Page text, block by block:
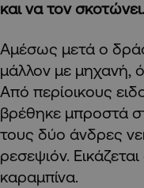
και να τον σκοτώνει.
Αμέσως μετά ο
μάλλον με μηχανή,
Από περίοικους
βρέθηκε μπροστά
τους δύο άνδρες
ρεσεψιόν.
καραμπίνα.